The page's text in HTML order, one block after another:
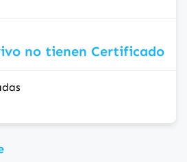
no tienen Certificado